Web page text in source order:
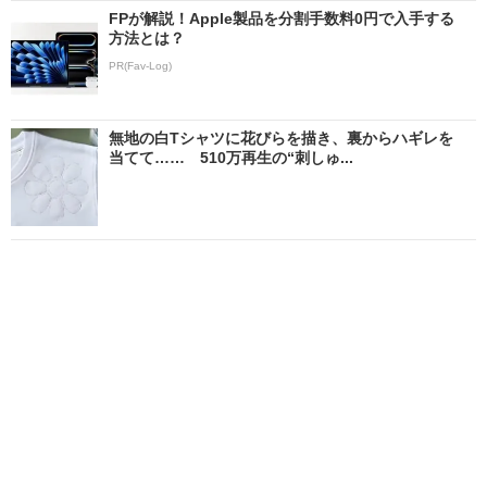
FPが解説！Apple製品を分割手数料0円で入手する
方法とは？
PR(Fav-Log)
無地の白Tシャツに花びらを描き、裏からハギレを
当てて…… 510万再生の“刺しゅ...